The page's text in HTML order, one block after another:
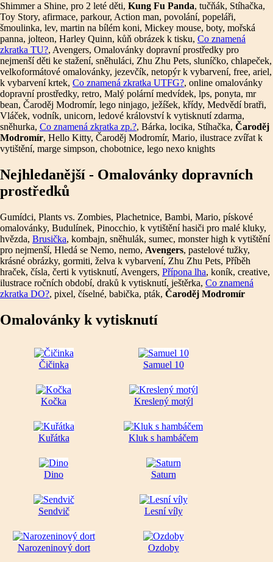
Shimmer a Shine, pro 2 leté děti, Kung Fu Panda, tučňák, Stíhačka,
Toy Story, afirmace, parkour, Action man, povolání, popeláři,
šmoulinka, lev, martin na bílém koni, Mickey mouse, boty, mořská
panna, jolteon, Harley Quinn, kůň obrázek k tisku, Co znamená
zkratka TU?, Avengers, Omalovánky dopravní prostředky pro
nejmenší děti ke stažení, sněhuláci, Zhu Zhu Pets, sluníčko, chlapeček,
velkoformátové omalovánky, jezevčík, netopýr k vybarvení, free, ariel,
k vybarvení krtek, Co znamená zkratka UTFG?, online omalovánky
dopravní prostředky, retro, Malý polární medvídek, lps, ponyta, mr
bean, Čaroděj Modromír, lego ninjago, ježíšek, křídy, Medvědí bratři,
Vláček, vodník, unicorn, ledové království k vytisknutí zdarma,
sněhurka, Co znamená zkratka zp.?, Bárka, locika, Stíhačka, Čaroděj
Modromír, Hello Kitty, Čaroděj Modromír, Mario, ilustrace zvířat k
vytištění, marge simpson, chobotnice, lego nexo knights
Nejhledanější - Omalovánky dopravních
prostředků
Gumídci, Plants vs. Zombies, Plachetnice, Bambi, Mario, pískové
omalovánky, Budulínek, Pinocchio, k vytištění hasiči pro malé kluky,
hvězda, Brusička, kombajn, sněhulák, sumec, monster high k vytištění
pro nejmenší, Hledá se Nemo, nemo, Avengers, pastelové tužky,
krásné obrázky, gormiti, želva k vybarvení, Zhu Zhu Pets, Příběh
hraček, čísla, čerti k vytisknutí, Avengers, Přípona lha, koník, creative,
ilustrace ročních období, draků k vytisknutí, ještěrka, Co znamená
zkratka DO?, pixel, číselné, babička, pták, Čaroděj Modromír
Omalovánky k vytisknutí
Čičinka Samuel 10
Kočka Kreslený motýl
Kuřátka Kluk s hambáčem
Dino Saturn
Sendvič Lesní víly
Narozeninový dort Ozdoby